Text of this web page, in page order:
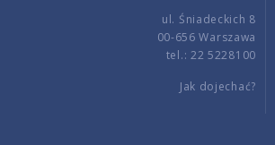
ul. Śniadeckich 8
00-656 Warszawa
tel.: 22 5228100
Jak dojechać?